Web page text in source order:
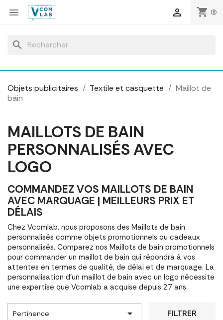
 shopping_cart (0)

search
Objets publicitaires Textile et casquette
Maillot de
bain
MAILLOTS DE BAIN
PERSONNALISÉS AVEC
LOGO
COMMANDEZ VOS MAILLOTS DE BAIN
AVEC MARQUAGE | MEILLEURS PRIX ET
DÉLAIS
Chez Vcomlab, nous proposons des Maillots de bain
personnalisés comme objets promotionnels ou cadeaux
personnalisés. Comparez nos Maillots de bain promotionnels
pour commander un maillot de bain qui répondra à vos
attentes en termes de qualité, de délai et de marquage. La
personnalisation d'un maillot de bain avec un logo nécessite
une expertise que Vcomlab a acquise depuis 27 ans.
Pertinence  FILTRER
Panneau de gestion des cookies